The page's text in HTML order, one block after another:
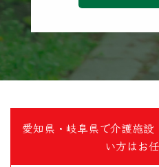
愛知県・岐阜県で介護施
い方はお